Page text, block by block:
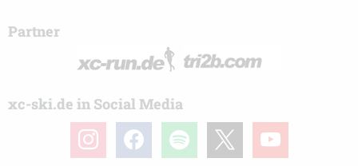
Partner
xc-ski.de in Social Media
instagramfacebook spotify youtube